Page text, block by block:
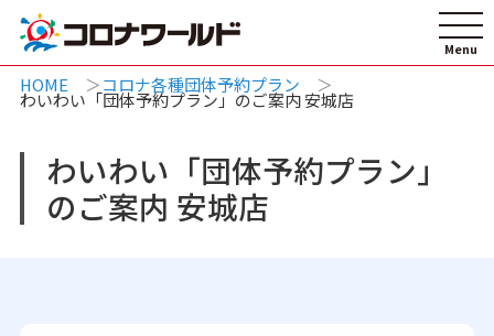
HOME コロナ各種団体予約プラン
わいわい「団体予約プラン」のご案内 安城店
わいわい「団体予約プラン」
のご案内 安城店